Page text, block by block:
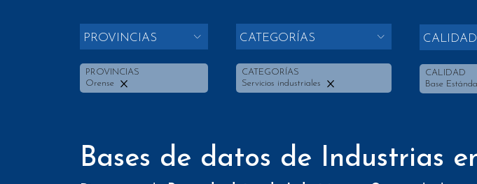
PROVINCIAS
PROVINCIAS
Orense
CATEGORÍAS
CATEGORÍAS
Servicios industriales
CALIDAD
CALIDAD
Base
Bases de datos de Industrias